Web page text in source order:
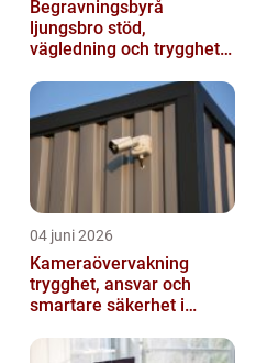
Begravningsbyrå
ljungsbro stöd,
vägledning och trygghet
04 juni 2026
Kameraövervakning
trygghet, ansvar och
smartare säkerhet i